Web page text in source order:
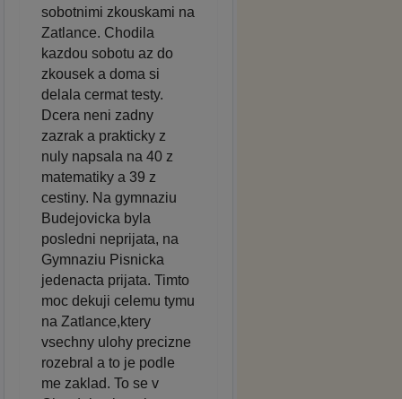
sobotnimi zkouskami na
Zatlance. Chodila
kazdou sobotu az do
zkousek a doma si
delala cermat testy.
Dcera neni zadny
zazrak a prakticky z
nuly napsala na 40 z
matematiky a 39 z
cestiny. Na gymnaziu
Budejovicka byla
posledni neprijata, na
Gymnaziu Pisnicka
jedenacta prijata. Timto
moc dekuji celemu tymu
na Zatlance,ktery
vsechny ulohy precizne
rozebral a to je podle
me zaklad. To se v